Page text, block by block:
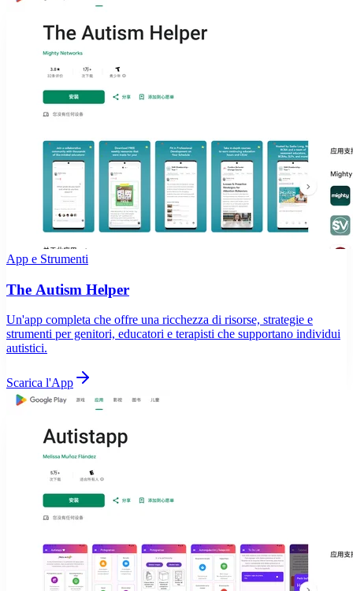
App e Strumenti
The Autism Helper
Un'app completa che offre una ricchezza di risorse, strategie e
strumenti per genitori, educatori e terapisti che supportano individui
autistici.
Scarica l'App